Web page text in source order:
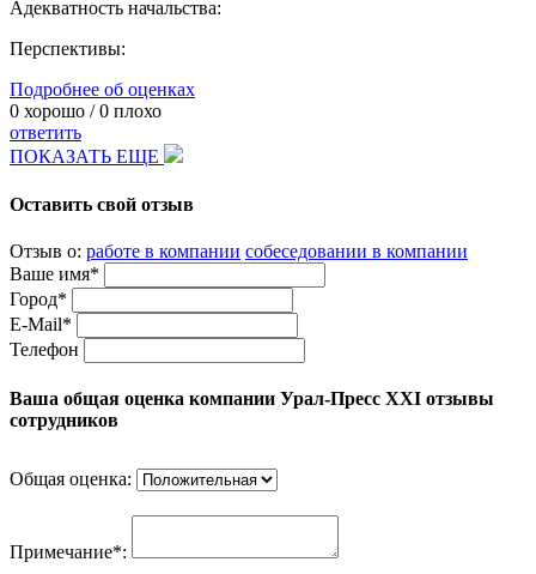
Адекватность начальства:
Перспективы:
Подробнее об оценках
0 хорошо /0 плохо
ответить
ПОКАЗАТЬ ЕЩЕ
Оставить свой отзыв
Отзыв о: работе в компании собеседовании в компании
Ваше имя*
Город*
E-Mail*
Телефон
Ваша общая оценка компании Урал-Пресс XXI отзывы
сотрудников
Общая оценка:
Примечание*: